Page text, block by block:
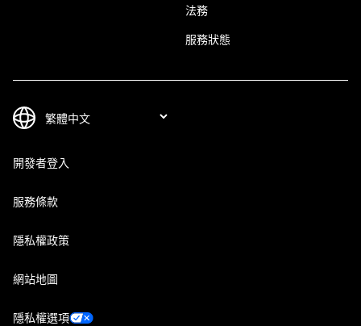
法務
服務狀態
開發者登入
服務條款
隱私權政策
網站地圖
隱私權選項